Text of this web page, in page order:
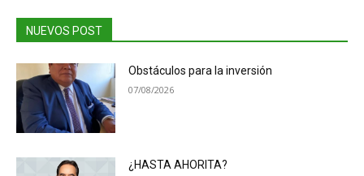
NUEVOS POST
Obstáculos para la inversión
07/08/2026
¿HASTA AHORITA?